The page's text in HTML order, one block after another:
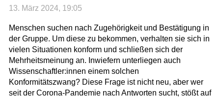
13. März 2024, 19:05
Menschen suchen nach Zugehörigkeit und Bestätigung in
der Gruppe. Um diese zu bekommen, verhalten sie sich in
vielen Situationen konform und schließen sich der
Mehrheitsmeinung an. Inwiefern unterliegen auch
Wissenschaftler:innen einem solchen
Konformitätszwang? Diese Frage ist nicht neu, aber wer
seit der Corona-Pandemie nach Antworten sucht, stößt auf